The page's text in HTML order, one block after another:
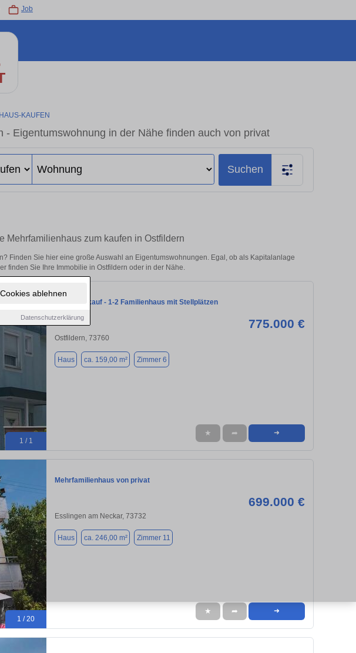
ablehnen
Datenschutzerklärung
Job
KAUFEN
- Eigentumswohnung in der Nähe finden auch von privat
Suchen
Mehrfamilienhaus zum kaufen in Ostfildern
Finden Sie hier eine große Auswahl an Eigentumswohnungen. Egal, ob als Kapitalanlage
finden Sie Ihre Immobilie in Ostfildern oder in der Nähe.
1 / 1
Privat Verkauf - 1-2 Familienhaus mit Stellplätzen
775.000 €
Ostfildern, 73760
Haus ca. 159,00 m² Zimmer 6
★ ➦ ➜
1 / 20
Mehrfamilienhaus von privat
699.000 €
Esslingen am Neckar, 73732
Haus ca. 246,00 m² Zimmer 11
★ ➦ ➜